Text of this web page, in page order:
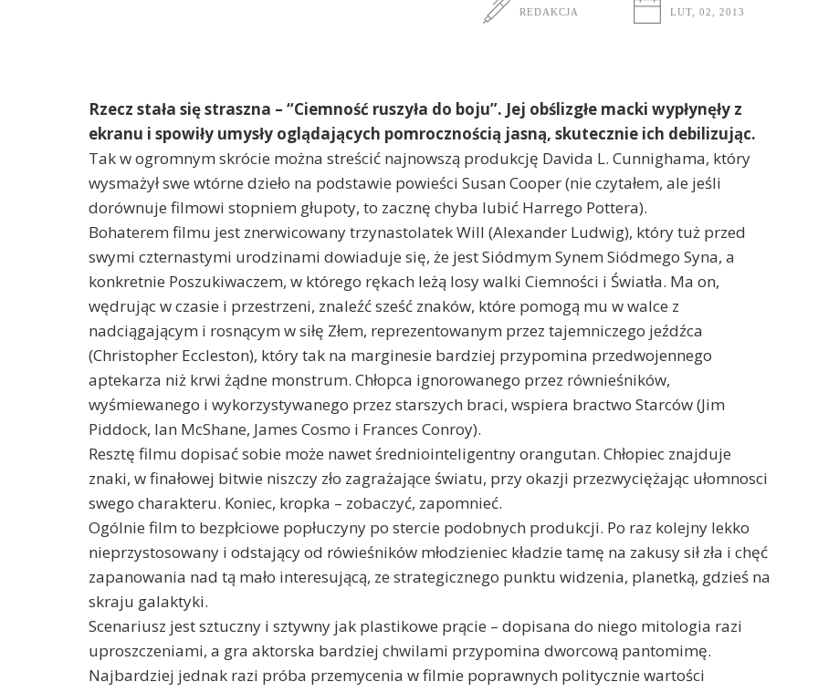
REDAKCJA LUT, 02, 2013
Rzecz stała się straszna – “Ciemność ruszyła do boju”. Jej obślizgłe macki wypłynęły z
ekranu i spowiły umysły oglądających pomrocznością jasną, skutecznie ich debilizując.
Tak w ogromnym skrócie można streścić najnowszą produkcję Davida L. Cunnighama, który
wysmażył swe wtórne dzieło na podstawie powieści Susan Cooper (nie czytałem, ale jeśli
dorównuje filmowi stopniem głupoty, to zacznę chyba lubić Harrego Pottera).
Bohaterem filmu jest znerwicowany trzynastolatek Will (Alexander Ludwig), który tuż przed
swymi czternastymi urodzinami dowiaduje się, że jest Siódmym Synem Siódmego Syna, a
konkretnie Poszukiwaczem, w którego rękach leżą losy walki Ciemności i Światła. Ma on,
wędrując w czasie i przestrzeni, znaleźć sześć znaków, które pomogą mu w walce z
nadciągającym i rosnącym w siłę Złem, reprezentowanym przez tajemniczego jeźdźca
(Christopher Eccleston), który tak na marginesie bardziej przypomina przedwojennego
aptekarza niż krwi żądne monstrum. Chłopca ignorowanego przez równieśników,
wyśmiewanego i wykorzystywanego przez starszych braci, wspiera bractwo Starców (Jim
Piddock, Ian McShane, James Cosmo i Frances Conroy).
Resztę filmu dopisać sobie może nawet średniointeligentny orangutan. Chłopiec znajduje
znaki, w finałowej bitwie niszczy zło zagrażające światu, przy okazji przezwyciężając ułomnosci
swego charakteru. Koniec, kropka – zobaczyć, zapomnieć.
Ogólnie film to bezpłciowe popłuczyny po stercie podobnych produkcji. Po raz kolejny lekko
nieprzystosowany i odstający od rówieśników młodzieniec kładzie tamę na zakusy sił zła i chęć
zapanowania nad tą mało interesującą, ze strategicznego punktu widzenia, planetką, gdzieś na
skraju galaktyki.
Scenariusz jest sztuczny i sztywny jak plastikowe prącie – dopisana do niego mitologia razi
uproszczeniami, a gra aktorska bardziej chwilami przypomina dworcową pantomimę.
Najbardziej jednak razi próba przemycenia w filmie poprawnych politycznie wartości